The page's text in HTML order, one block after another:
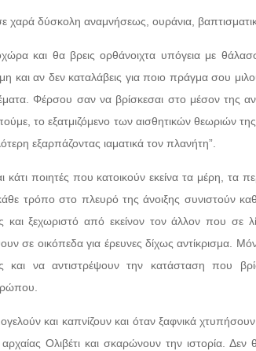
χαρά δύσκολη αναμνήσεως, ουράνια,
και θα βρεις ορθάνοιχτα υπόγεια με
και αν δεν καταλάβεις για ποιο πράγμα σου
Φέρσου σαν να βρίσκεσαι στο μέσον της
το εξατμιζόμενο των αισθητικών θεωριών
εξαρπάζοντας ιαματικά τον πλανήτη”.
κάτι ποιητές που κατοικούν εκείνα τα μέρη, τα
τρόπο στο πλευρό της άνοιξης συνιστούν
και ξεχωριστό από εκείνον τον άλλον που σε
σε οικόπεδα για έρευνες δίχως αντίκρισμα.
και να αντιστρέψουν την κατάσταση που
και καπνίζουν και όταν ξαφνικά
Ολιβέτι και σκαρώνουν την ιστορία.